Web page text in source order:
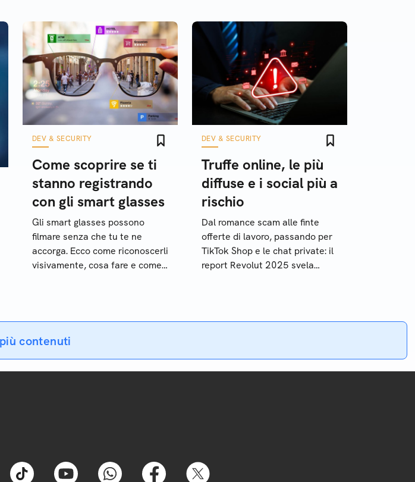
DEV & SECURITY
Come scoprire se ti
stanno registrando
con gli smart glasses
Gli smart glasses possono
filmare senza che tu te ne
accorga. Ecco come riconoscerli
visivamente, cosa fare e come
DEV & SECURITY
Truffe online, le più
diffuse e i social più a
rischio
Dal romance scam alle finte
offerte di lavoro, passando per
TikTok Shop e le chat private: il
report Revolut 2025 svela
contenuti